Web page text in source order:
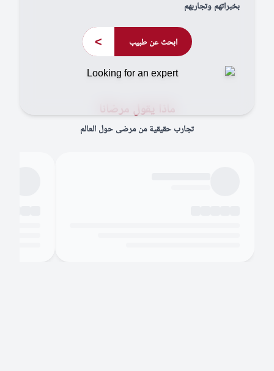
بخبراتهم وتجاربهم
ابحث عن طبيب >
ماذا يقول مرضانا
تجارب حقيقية من مرضى حول العالم